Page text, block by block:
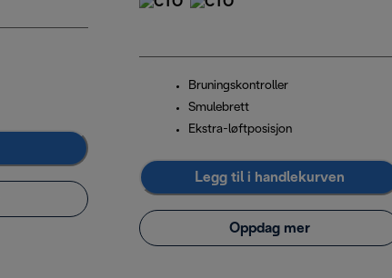
Bruningskontroller
Smulebrett
Ekstra-løftposisjon
Legg til i handlekurven
Oppdag mer